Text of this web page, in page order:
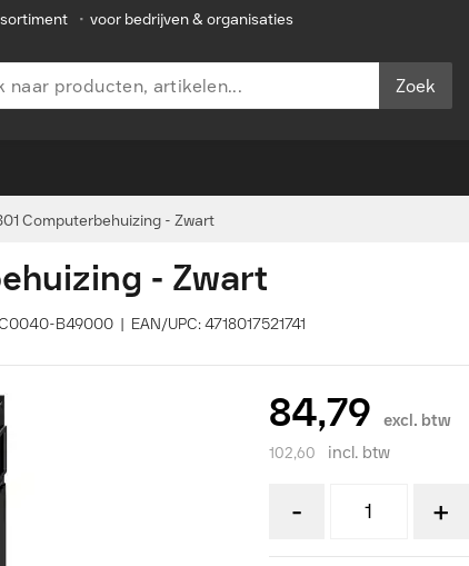
• voor bedrijven & organisaties
Zoek
Computerbehuizing - Zwart
- Zwart
B49000 | EAN/UPC: 4718017521741
84,79 excl. btw
102,60 incl. btw
- +